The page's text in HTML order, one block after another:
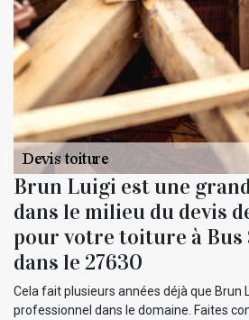
Brun Luigi est une
dans le milieu du devis
pour votre toiture à Bus
dans le 27630
Cela fait plusieurs années déjà que Brun
professionnel dans le domaine. Faites